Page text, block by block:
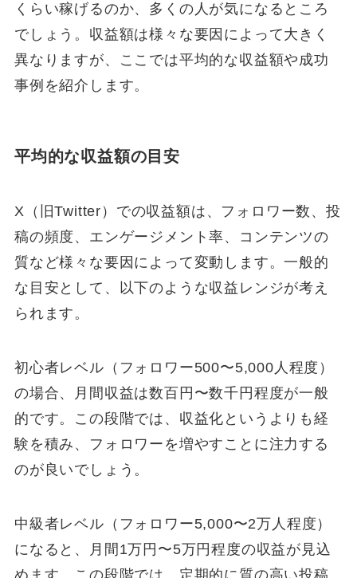
くらい稼げるのか、多くの人が気になるところ
でしょう。収益額は様々な要因によって大きく
異なりますが、ここでは平均的な収益額や成功
事例を紹介します。
平均的な収益額の目安
X（旧Twitter）での収益額は、フォロワー数、投
稿の頻度、エンゲージメント率、コンテンツの
質など様々な要因によって変動します。一般的
な目安として、以下のような収益レンジが考え
られます。
初心者レベル（フォロワー500〜5,000人程度）
の場合、月間収益は数百円〜数千円程度が一般
的です。この段階では、収益化というよりも経
験を積み、フォロワーを増やすことに注力する
のが良いでしょう。
中級者レベル（フォロワー5,000〜2万人程度）
になると、月間1万円〜5万円程度の収益が見込
めます。この段階では、定期的に質の高い投稿